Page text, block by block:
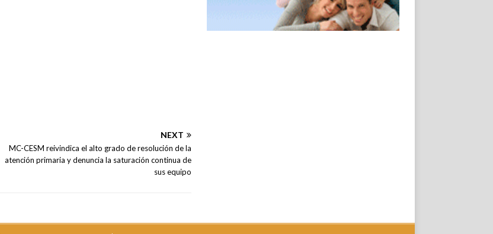
NEXT
MC-CESM reivindica el alto grado de resolución de la
atención primaria y denuncia la saturación continua de
sus equipo